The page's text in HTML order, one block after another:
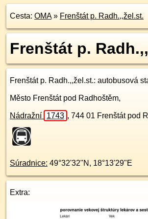
Cesta: OMA» Frenštát p. Radh.,,žel.st.
Frenštát p.
Frenštát p. Radh.,,žel.st.: autobusová
Město Frenštát pod Radhoštěm,
Nádražní 1743 , 744 01 Frenštát pod
Súradnice: 49°32'32"N , 18°13'29"E
Extra: